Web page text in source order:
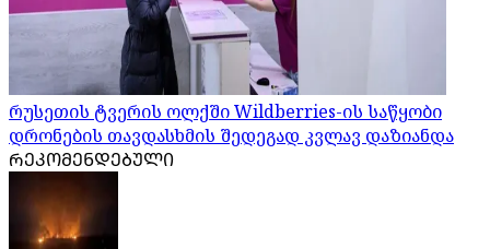
რუსეთის ტვერის ოლქში Wildberries-ის საწყობი
დრონების თავდასხმის შედეგად კვლავ დაზიანდა
ᲠᲔᲙᲝᲛᲔᲜᲓᲔᲑᲣᲚᲘ